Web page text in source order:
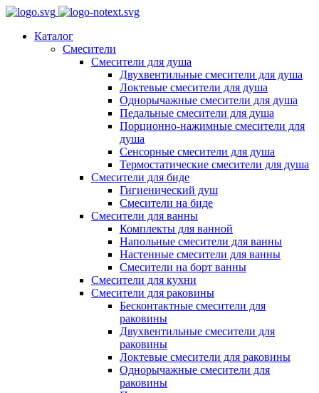
Каталог
Смесители
Смесители для душа
Двухвентильные смесители для душа
Локтевые смесители для душа
Однорычажные смесители для душа
Педальные смесители для душа
Порционно-нажимные смесители для
душа
Сенсорные смесители для душа
Термостатические смесители для душа
Смесители для биде
Гигиенический душ
Смесители на биде
Смесители для ванны
Комплекты для ванной
Напольные смесители для ванны
Настенные смесители для ванны
Смесители на борт ванны
Смесители для кухни
Смесители для раковины
Бесконтактные смесители для
раковины
Двухвентильные смесители для
раковины
Локтевые смесители для раковины
Однорычажные смесители для
раковины